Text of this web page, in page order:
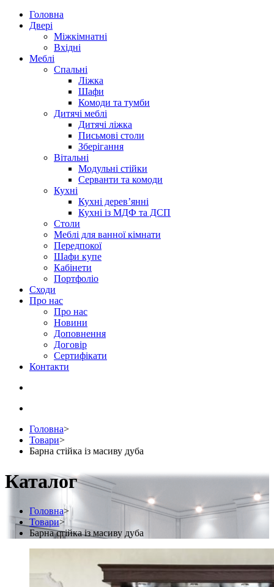
Головна
Двері
Міжкімнатні
Вхідні
Меблі
Спальні
Ліжка
Шафи
Комоди та тумби
Дитячі меблі
Дитячі ліжка
Письмові столи
Зберігання
Вітальні
Модульні стійки
Серванти та комоди
Кухні
Кухні дерев’янні
Кухні із МДФ та ДСП
Cтоли
Меблі для ванної кімнати
Передпокої
Шафи купе
Кабінети
Портфоліо
Сходи
Про нас
Про нас
Новини
Доповнення
Договір
Сертифікати
Контакти
Головна>
Товари>
Барна стійка із масиву дуба
Каталог
Головна>
Товари>
Барна стійка із масиву дуба